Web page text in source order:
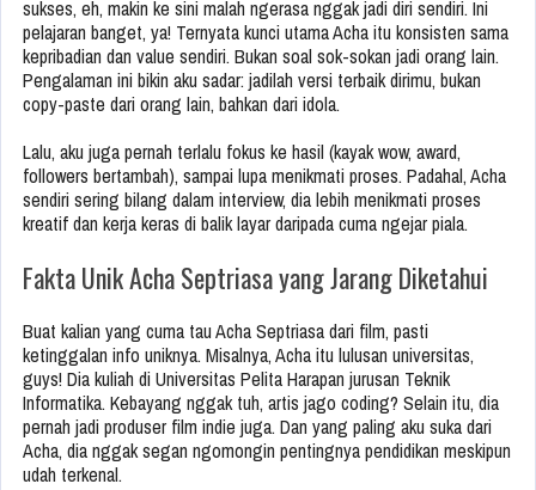
sukses, eh, makin ke sini malah ngerasa nggak jadi diri sendiri. Ini
pelajaran banget, ya! Ternyata kunci utama Acha itu konsisten sama
kepribadian dan value sendiri. Bukan soal sok-sokan jadi orang lain.
Pengalaman ini bikin aku sadar: jadilah versi terbaik dirimu, bukan
copy-paste dari orang lain, bahkan dari idola.
Lalu, aku juga pernah terlalu fokus ke hasil (kayak wow, award,
followers bertambah), sampai lupa menikmati proses. Padahal, Acha
sendiri sering bilang dalam interview, dia lebih menikmati proses
kreatif dan kerja keras di balik layar daripada cuma ngejar piala.
Fakta Unik Acha Septriasa yang Jarang Diketahui
Buat kalian yang cuma tau Acha Septriasa dari film, pasti
ketinggalan info uniknya. Misalnya, Acha itu lulusan universitas,
guys! Dia kuliah di Universitas Pelita Harapan jurusan Teknik
Informatika. Kebayang nggak tuh, artis jago coding? Selain itu, dia
pernah jadi produser film indie juga. Dan yang paling aku suka dari
Acha, dia nggak segan ngomongin pentingnya pendidikan meskipun
udah terkenal.